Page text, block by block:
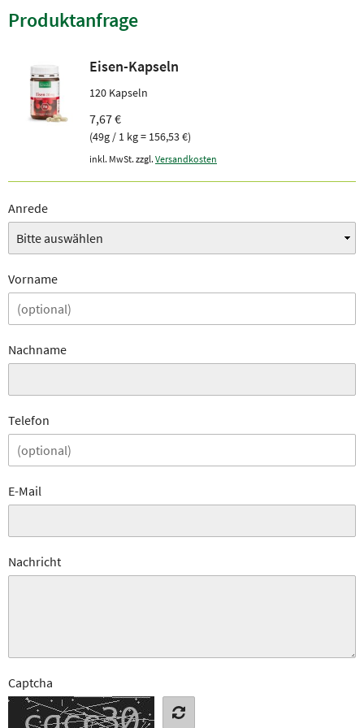
Produktanfrage
Eisen-Kapseln
120 Kapseln
7,67 €
(49g / 1 kg = 156,53 €)
inkl. MwSt. zzgl. Versandkosten
Anrede
Vorname
Nachname
Telefon
E-Mail
Nachricht
Captcha